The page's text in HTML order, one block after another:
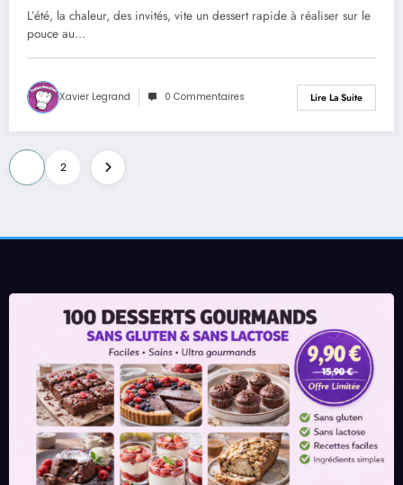
L’été, la chaleur, des invités, vite un dessert rapide à réaliser sur le
pouce au…
Xavier Legrand 0 Commentaires Lire La Suite
Pagination
des
2